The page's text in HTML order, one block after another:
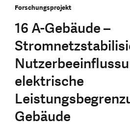
Forschungsprojekt
16 A-Gebäude –
elektrische
Gebäude